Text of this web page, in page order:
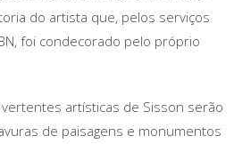
do artista que, pelos serviços
foi condecorado pelo próprio
artísticas de Sisson serão
de paisagens e monumentos